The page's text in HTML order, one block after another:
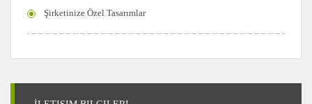
Şirketinize Özel Tasarımlar